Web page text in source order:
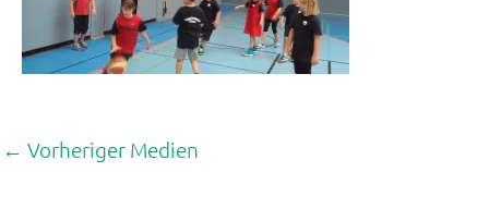
← Vorheriger Medien